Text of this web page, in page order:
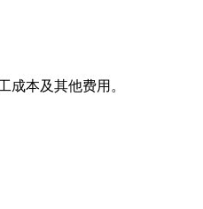
本及其他费用。